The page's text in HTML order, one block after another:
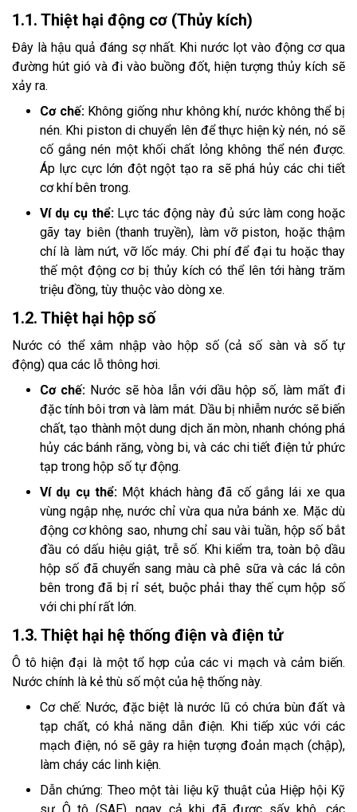
1.1. Thiệt hại động cơ (Thủy kích)
Đây là hậu quả đáng sợ nhất. Khi nước lọt vào động cơ qua
đường hút gió và đi vào buồng đốt, hiện tượng thủy kích sẽ
xảy ra.
Cơ chế:Không giống như không khí, nước không thể bị
nén. Khi piston di chuyển lên để thực hiện kỳ nén, nó sẽ
cố gắng nén một khối chất lỏng không thể nén được.
Áp lực cực lớn đột ngột tạo ra sẽ phá hủy các chi tiết
cơ khí bên trong.
Ví dụ cụ thể:Lực tác động này đủ sức làm cong hoặc
gãy tay biên (thanh truyền), làm vỡ piston, hoặc thậm
chí là làm nứt, vỡ lốc máy. Chi phí để đại tu hoặc thay
thế một động cơ bị thủy kích có thể lên tới hàng trăm
triệu đồng, tùy thuộc vào dòng xe.
1.2. Thiệt hại hộp số
Nước có thể xâm nhập vào hộp số (cả số sàn và số tự
động) qua các lỗ thông hơi.
Cơ chế:Nước sẽ hòa lẫn với dầu hộp số, làm mất đi
đặc tính bôi trơn và làm mát. Dầu bị nhiễm nước sẽ biến
chất, tạo thành một dung dịch ăn mòn, nhanh chóng phá
hủy các bánh răng, vòng bi, và các chi tiết điện tử phức
tạp trong hộp số tự động.
Ví dụ cụ thể: Một khách hàng đã cố gắng lái xe qua
vùng ngập nhẹ, nước chỉ vừa qua nửa bánh xe. Mặc dù
động cơ không sao, nhưng chỉ sau vài tuần, hộp số bắt
đầu có dấu hiệu giật, trễ số. Khi kiểm tra, toàn bộ dầu
hộp số đã chuyển sang màu cà phê sữa và các lá côn
bên trong đã bị rỉ sét, buộc phải thay thế cụm hộp số
với chi phí rất lớn.
1.3. Thiệt hại hệ thống điện và điện tử
Ô tô hiện đại là một tổ hợp của các vi mạch và cảm biến.
Nước chính là kẻ thù số một của hệ thống này.
Cơ chế: Nước, đặc biệt là nước lũ có chứa bùn đất và
tạp chất, có khả năng dẫn điện. Khi tiếp xúc với các
mạch điện, nó sẽ gây ra hiện tượng đoản mạch (chập),
làm cháy các linh kiện.
Dẫn chứng: Theo một tài liệu kỹ thuật của Hiệp hội Kỹ